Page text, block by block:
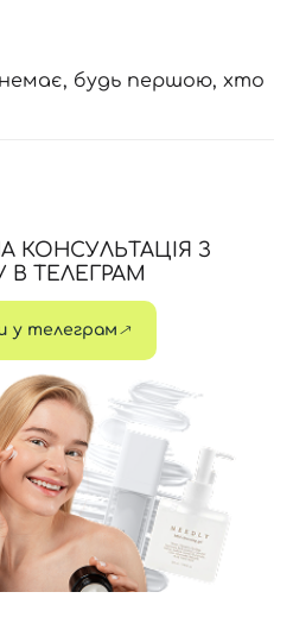
немає, будь першою, хто
КОНСУЛЬТАЦІЯ З
В ТЕЛЕГРАМ
у телеграм